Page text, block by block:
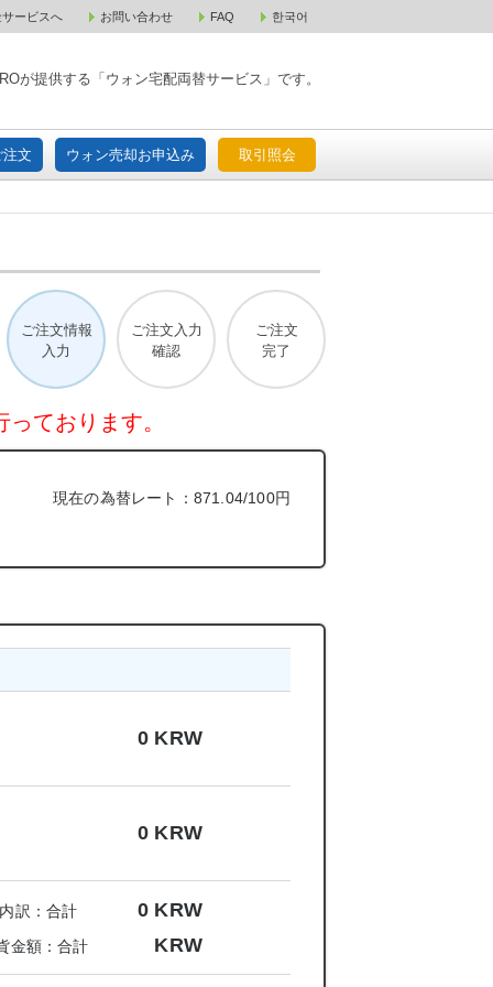
ービスへ お問い合わせ FAQ 한국어
が提供する「ウォン宅配両替サービス」です。
文 ウォン売却お申込み 取引照会
宅配ご注文 ウォン売却お申込み 取引照会
ご注文情報
入力
ご注文入力
確認
ご注文
完了
ております。
現在の為替レート：871.04/100円
0 KRW
0 KRW
訳：合計 0 KRW
金額：合計 KRW